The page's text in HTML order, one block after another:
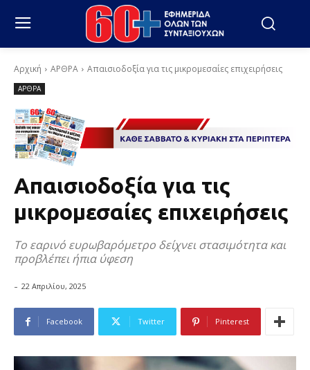
Αρχική ΑΡΘΡΑ Απαισιοδοξία για τις μικρομεσαίες επιχειρήσεις
ΑΡΘΡΑ
Απαισιοδοξία για τις
μικρομεσαίες επιχειρήσεις
Το εαρινό ευρωβαρόμετρο δείχνει στασιμότητα και
προβλέπει ήπια ύφεση
- 22 Απριλίου, 2025
Facebook Twitter Pinterest